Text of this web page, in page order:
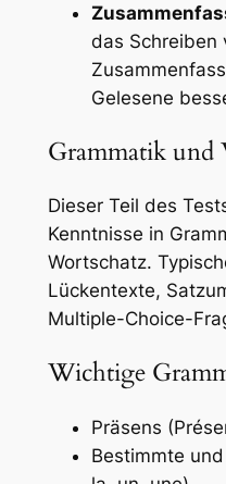
das Schreiben
Gelesene
Grammatik und
Dieser Teil des
Kenntnisse in
Wortschatz.
Lückentexte,
Multiple-Choice-
Wichtige
Präsens
Bestimmte